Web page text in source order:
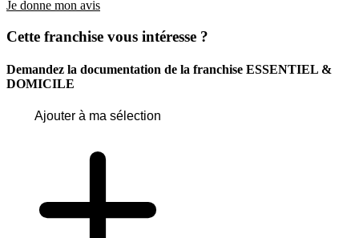
Je donne mon avis
Cette franchise vous intéresse ?
Demandez la documentation de la franchise ESSENTIEL &
DOMICILE
Ajouter à ma sélection